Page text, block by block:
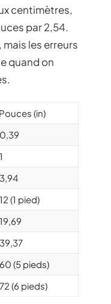
centimètres,
par 2,54.
les erreurs
quand on
Pouces (in)
0,39
1
3,94
12 (1 pied)
19,69
39,37
60 (5 pieds)
72 (6 pieds)